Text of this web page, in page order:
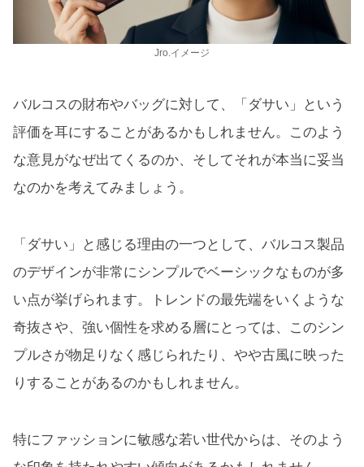
Jro.イメージ
バルコスの財布やバッグに対して、「ダサい」という
評価を耳にすることがあるかもしれません。このよう
な意見がなぜ出てくるのか、そしてそれが本当に妥当
なのかを考えてみましょう。
「ダサい」と感じる理由の一つとして、バルコス製品
のデザインが非常にシンプルでベーシックなものが多
い点が挙げられます。トレンドの最先端をいくような
奇抜さや、強い個性を求める層にとっては、このシン
プルさが物足りなく感じられたり、やや古風に映った
りすることがあるのかもしれません。
特にファッションに敏感な若い世代からは、そのよう